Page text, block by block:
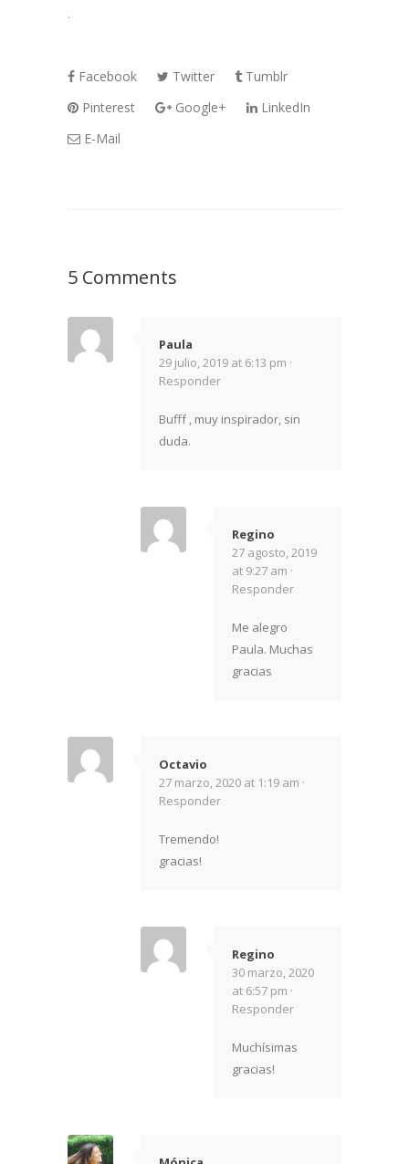
.
Facebook Twitter
Tumblr
Pinterest
Google+
LinkedIn
E-Mail
5 Comments
Paula
29 julio, 2019 at 6:13 pm ·
Responder
Bufff , muy inspirador, sin
duda.
Regino
27 agosto, 2019
at 9:27 am ·
Responder
Me alegro
Paula. Muchas
gracias
Octavio
27 marzo, 2020 at 1:19 am ·
Responder
Tremendo!
gracias!
Regino
30 marzo, 2020
at 6:57 pm ·
Responder
Muchísimas
gracias!